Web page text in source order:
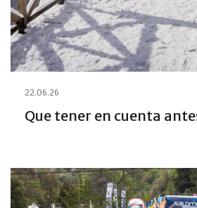
22.06.26
Que tener en cuenta